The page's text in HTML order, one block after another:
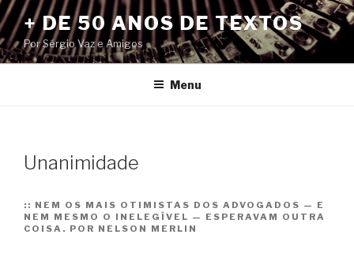
Pular
para
o
conteúdo
+ DE 50 ANOS DE TEXTOS
Por Sérgio Vaz e Amigos
Menu
Unanimidade
:: NEM OS MAIS OTIMISTAS DOS ADVOGADOS — E
NEM MESMO O INELEGÍVEL — ESPERAVAM OUTRA
COISA. POR NELSON MERLIN